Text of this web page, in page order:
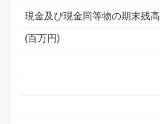
現金及び現金同等物の期末残高
(百万円)